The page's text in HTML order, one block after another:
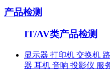
产品检测
IT/AV类产品检测
显示器 打印机 交换机
器 耳机 音响 投影仪 服